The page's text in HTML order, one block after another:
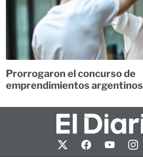
Prorrogaron el concurso de
emprendimientos argentinos